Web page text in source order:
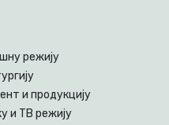
режију
и продукцију
и ТВ режију